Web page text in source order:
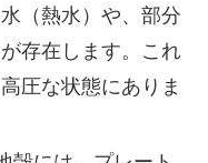
（熱水）や、部分
存在します。これ
圧な状態にありま